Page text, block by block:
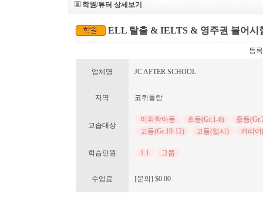
학원/튜터 상세보기
ELL 탈출 & IELTS & 영주권 불어
등
업체명 JC AFTER SCHOOL
지역 코퀴틀람
교습대상
미취학아동 초등(Gr.1-6)
중등
고등(Gr.10-12)
고등(입시) 커리
학습인원 1:1 그룹
수업료 [문의] $0.00